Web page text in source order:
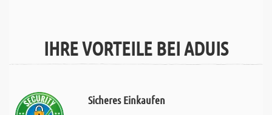
IHRE VORTEILE BEI ADUIS
Sicheres Einkaufen